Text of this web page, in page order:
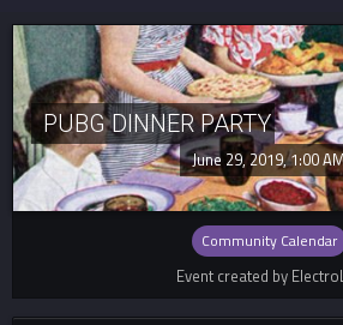
PUBG DINNER PARTY
June 29, 2019, 1:00
Community Calendar
Event created by